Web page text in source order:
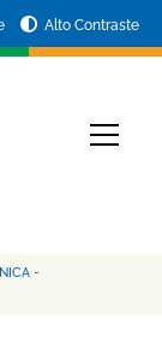
Alto Contraste
-